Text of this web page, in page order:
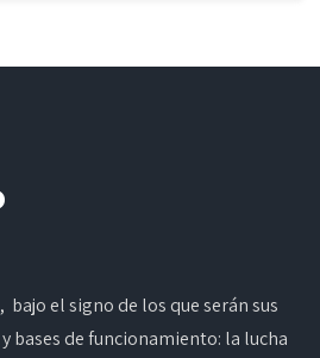
bajo el signo de los que serán sus
bases de funcionamiento: la lucha